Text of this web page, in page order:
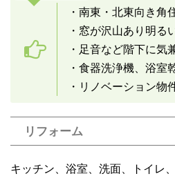
・南東・北東向き角
・窓が沢山あり明る
・足音など階下に気
・食器洗浄機、浴室
・リノベーション物
リフォーム
キッチン、浴室、洗面、トイレ